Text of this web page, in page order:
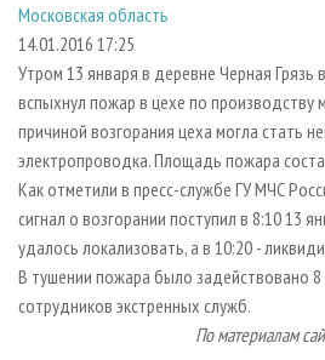
ЛЕСОПИЛЕНИЕ
ДЕРЕВООБРАБОТКА
СУШКА ДРЕВЕСИНЫ
ПРОИЗВОДСТВО ДРЕВЕСНЫХ
ДЕРЕВЯННОЕ ДОМОСТРОЕНИЕ
ПРОИЗВОДСТВО МЕБЕЛИ
БИОЭНЕРГЕТИКА
ЦБП
ИНСТРУМЕНТ И МАТЕРИАЛЫ
НОВОСТИ ЖУРНАЛА
НОВОСТИ КОМПАНИЙ
ПРЕДПРИЯТИЯ ЛПК
ЛЕСНЫЕ РЕГИОНЫ РОССИИ
ПЕРСОНЫ
МОБИЛЬНЫЕ ВЫСТАВКИ
ОФИЦИАЛЬНЫЕ ДЕЛЕГАЦИИ
ПРИОРИТЕТНЫЕ ИНВЕСТПРОЕКТЫ
RUSSIAN FORESTRY REVIEW
ГАЗЕТА ЛЕСПРОМФОРУМ
БИБЛИОТЕКА СПЕЦИАЛИСТА
АРХИВ ЖУРНАЛОВ
СТАТЬИ
О ЖУРНАЛЕ
ПОДПИСКА
КОНТАКТЫ
РЕКЛАМОДАТЕЛЯМ
РЕКЛАМА
РЕКЛАМА НА САЙТЕ
Московская область
14.01.2016 17:25
Утром 13 января в деревне Черная Грязь
вспыхнул пожар в цехе по производству
причиной возгорания цеха могла стать
электропроводка. Площадь пожара
Как отметили в пресс-службе ГУ МЧС
сигнал о возгорании поступил в 8:10 13
удалось локализовать, а в 10:20 -
В тушении пожара было задействовано 8
сотрудников экстренных служб.
По материалам